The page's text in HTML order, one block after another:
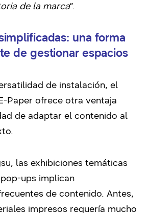
de la marca”.
una forma
de gestionar espacios
de instalación, el
Paper ofrece otra ventaja
de adaptar el contenido al
las exhibiciones temáticas
ups implican
de contenido. Antes,
impresos requería mucho